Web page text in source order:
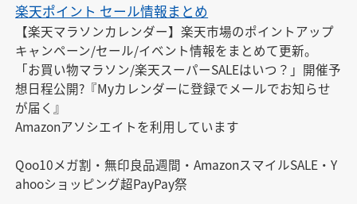
楽天ポイント セール情報まとめ
【楽天マラソンカレンダー】楽天市場のポイントアップ
キャンペーン/セール/イベント情報をまとめて更新。
「お買い物マラソン/楽天スーパーSALEはいつ？」開催予
想日程公開?『Myカレンダーに登録でメールでお知らせ
が届く』
Amazonアソシエイトを利用しています
Qoo10メガ割・無印良品週間・AmazonスマイルSALE・Y
ahooショッピング超PayPay祭